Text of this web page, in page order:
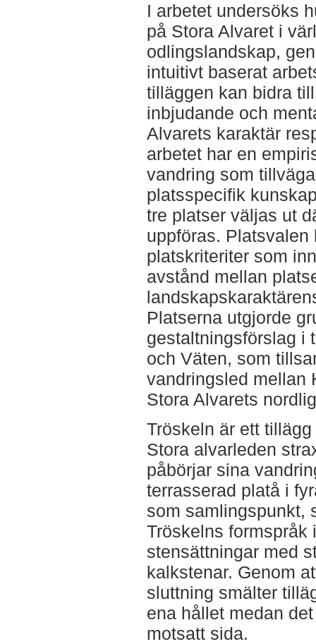
I arbetet undersöks
på Stora Alvaret i
odlingslandskap,
intuitivt baserat
tilläggen kan bidra
inbjudande och
Alvarets karaktär
arbetet har en
vandring som
platsspecifik
tre platser väljas ut
uppföras. Platsvalen
platskriteriter som
avstånd mellan
Platserna utgjorde
gestaltningsförslag i
och Väten, som
vandringsled mellan
Stora Alvarets
Tröskeln är ett
Stora alvarleden
påbörjar sina
terrasserad platå i
som samlingspunkt,
Tröskelns formspråk
stensättningar med
kalkstenar. Genom
sluttning smälter
ena hållet medan
motsatt sida.